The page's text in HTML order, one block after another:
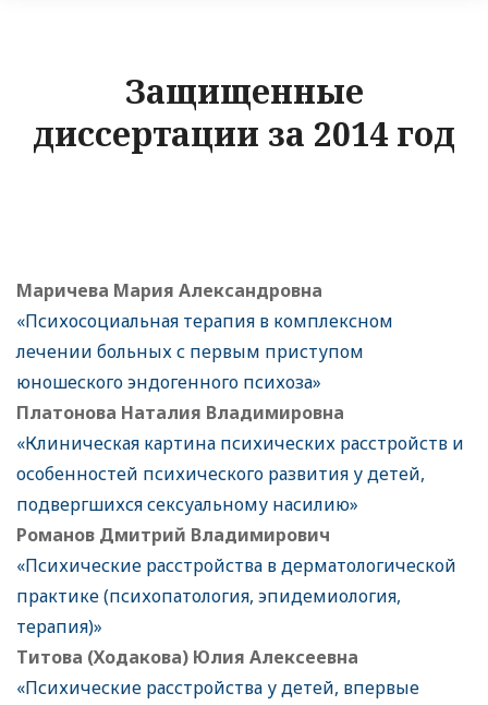
Защищенные
диссертации за 2014 год
Маричева Мария Александровна
«Психосоциальная терапия в комплексном
лечении больных с первым приступом
юношеского эндогенного психоза»
Платонова Наталия Владимировна
«Клиническая картина психических расстройств и
особенностей психического развития у детей,
подвергшихся сексуальному насилию»
Романов Дмитрий Владимирович
«Психические расстройства в дерматологической
практике (психопатология, эпидемиология,
терапия)»
Титова (Ходакова) Юлия Алексеевна
«Психические расстройства у детей, впервые